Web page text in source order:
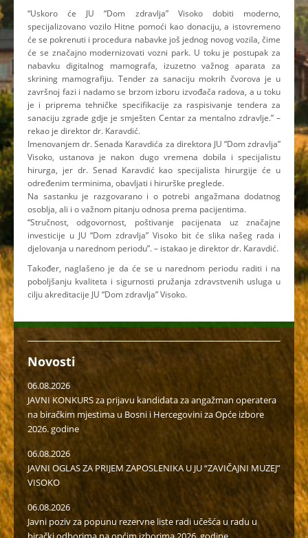
“Uskoro će JU “Dom zdravlja” Visoko dobiti moderno,
specijalizovano vozilo Hitne pomoći kao donaciju, a istovremeno
će se pokrenuti i procedura nabavke još jednog novog vozila, čime
će se značajno modernizovati vozni park. U toku je postupak za
nabavku digitalnog mamografa, izuzetno važnog aparata za
skrining mamografiju. Tender za sanaciju mokrih čvorova je u
završnoj fazi i nadamo se brzom izboru izvođača radova, a u toku
je i priprema tehničke specifikacije za raspisivanje tendera za
sanaciju zgrade gdje je smješten Centar za mentalno zdravlje.” –
rekao je direktor dr. Karavdić.
Imenovanjem dr. Senada Karavdića za direktora JU “Dom zdravlja”
Visoko, ustanova je nakon dugo vremena dobila i specijalistu
hirurga, jer dr. Senad Karavdić kao specijalista hirurgije će u
određenim terminima, obavljati i hirurške preglede.
Na sastanku je razgovarano i o potrebi angažmana dodatnog
osoblja, ali i o važnom pitanju odnosa prema pacijentima.
“Stručnost, odgovornost, poštivanje pacijenata uz značajne
investicije u JU “Dom zdravlja” Visoko bit će slika našeg rada i
djelovanja u narednom periodu”. – istakao je direktor dr. Karavdić.
Također, naglašeno je da će se u narednom periodu raditi i na
poboljšanju kvaliteta i sigurnosti pružanja zdravstvenih usluga u
cilju akreditacije JU “Dom zdravlja” Visoko.
Novosti
06.08.2026
JAVNI KONKURS za prijavu kandidata za angažman operatera
na biračkim mjestima u Bosni i Hercegovini za Opće izbore
2026. godine
06.08.2026
JAVNI OGLAS ZA PRIJEM ZAPOSLENIKA U JU “ZAVIČAJNI MUZEJ”
VISOKO
06.08.2026
Javni poziv za popunu rezervne liste radi učešća u radu u